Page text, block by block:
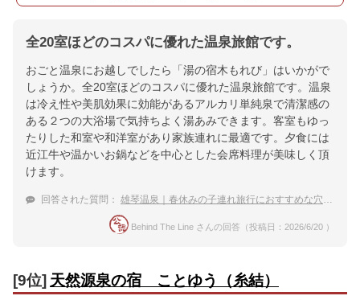
全20室ほどのコスパに優れた温泉旅館です。
おごと温泉にお越しでしたら「湯の宿木もれび」はいかがで
しょうか。全20室ほどのコスパに優れた温泉旅館です。温泉
は冷え性や美肌効果に効能があるアルカリ単純泉で清潔感の
ある２つの大浴場で気持ちよく湯あみできます。客室もゆっ
たりした和室や和洋室があり家族連れに最適です。夕食には
近江牛や温かいお鍋などを中心とした会席料理が美味しく頂
けます。
回答された質問： 雄琴温泉｜春休みの子連れ旅行におすすめな穴場の宿は？
Behind The Line さんの回答（投稿日：2026/6/20 ）
[9位] 天然源泉の宿 ことゆう（糸結）